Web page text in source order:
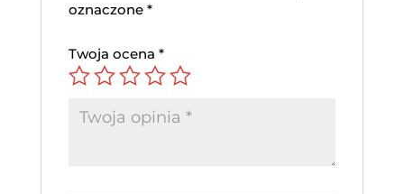
oznaczone *
Twoja ocena *